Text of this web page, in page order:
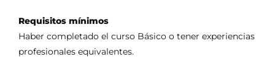
Requisitos mínimos
Haber completado el curso Básico o tener experiencias
profesionales equivalentes.